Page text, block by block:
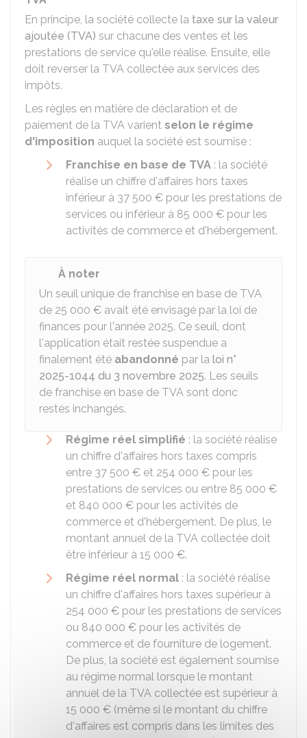
En principe, la société collecte la taxe sur la valeur
ajoutée (TVA) sur chacune des ventes et les
prestations de service qu'elle réalise. Ensuite, elle
doit reverser la TVA collectée aux services des
impôts.
Les règles en matière de déclaration et de
paiement de la TVA varient selon le régime
d'imposition auquel la société est soumise :
Franchise en base de TVA : la société
réalise un chiffre d'affaires hors taxes
inférieur à 37 500 € pour les prestations de
services ou inférieur à 85 000 € pour les
activités de commerce et d'hébergement.
À noter
Un seuil unique de franchise en base de TVA
de 25 000 € avait été envisagé par la loi de
finances pour l'année 2025. Ce seuil, dont
l'application était restée suspendue a
finalement été abandonné par la loi n°
2025-1044 du 3 novembre 2025. Les seuils
de franchise en base de TVA sont donc
restés inchangés.
Régime réel simplifié : la société réalise
un chiffre d'affaires hors taxes compris
entre 37 500 € et 254 000 € pour les
prestations de services ou entre 85 000 €
et 840 000 € pour les activités de
commerce et d'hébergement. De plus, le
montant annuel de la TVA collectée doit
être inférieur à 15 000 €.
Régime réel normal : la société réalise
un chiffre d'affaires hors taxes supérieur à
254 000 € pour les prestations de services
ou 840 000 € pour les activités de
commerce et de fourniture de logement.
De plus, la société est également soumise
au régime normal lorsque le montant
annuel de la TVA collectée est supérieur à
15 000 € (même si le montant du chiffre
d'affaires est compris dans les limites des